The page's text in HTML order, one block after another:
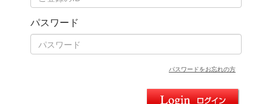
パスワード
パスワードをお忘れの方